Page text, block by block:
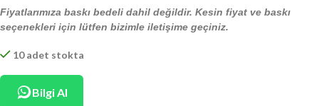
Fiyatlarımıza baskı bedeli dahil değildir. Kesin fiyat ve baskı
seçenekleri için lütfen bizimle iletişime geçiniz.
10 adet stokta
Bilgi Al